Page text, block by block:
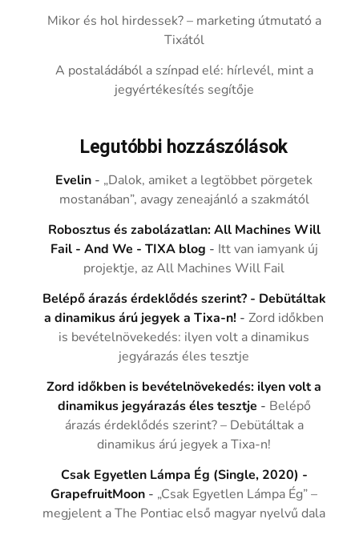
Mikor és hol hirdessek? – marketing útmutató a
Tixától
A postaládából a színpad elé: hírlevél, mint a
jegyértékesítés segítője
Legutóbbi hozzászólások
Evelin - „Dalok, amiket a legtöbbet pörgetek
mostanában”, avagy zeneajánló a szakmától
Robosztus és zabolázatlan: All Machines Will
Fail - And We - TIXA blog - Itt van iamyank új
projektje, az All Machines Will Fail
Belépő árazás érdeklődés szerint? - Debütáltak
a dinamikus árú jegyek a Tixa-n! -Zord időkben
is bevételnövekedés: ilyen volt a dinamikus
jegyárazás éles tesztje
Zord időkben is bevételnövekedés: ilyen volt a
dinamikus jegyárazás éles tesztje - Belépő
árazás érdeklődés szerint? – Debütáltak a
dinamikus árú jegyek a Tixa-n!
Csak Egyetlen Lámpa Ég (Single, 2020) -
GrapefruitMoon - „Csak Egyetlen Lámpa Ég” –
megjelent a The Pontiac első magyar nyelvű dala